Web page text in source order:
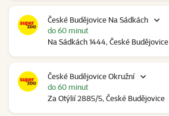
České Budějovice Na Sádkách
Na Sádkách 1444, České Budějovice
do 60 minut
České Budějovice Okružní
Za Otýlií 2885/5, České Budějovice
do 60 minut